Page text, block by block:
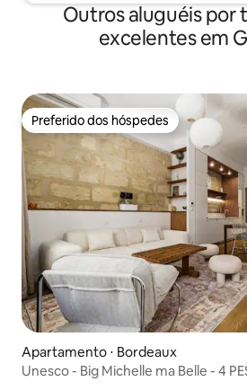
Outros aluguéis por
excelentes em
Preferido dos hóspedes
Preferido dos hóspedes
Apartamento ⋅ Bordeaux
Unesco - Big Michelle ma Belle - 4